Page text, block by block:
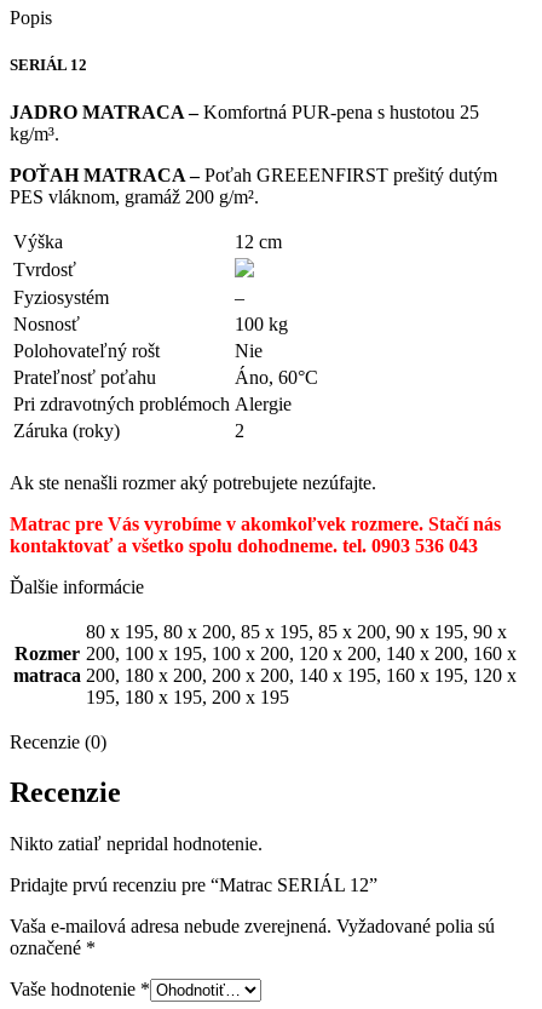
Popis
SERIÁL 12
JADRO MATRACA –Komfortná PUR-pena s hustotou 25
kg/m³.
POŤAH MATRACA –Poťah GREEENFIRST prešitý dutým
PES vláknom, gramáž 200 g/m².
Výška
12 cm
Tvrdosť
Fyziosystém
–
Nosnosť
100 kg
Polohovateľný rošt
Nie
Prateľnosť poťahu
Áno, 60°C
Pri zdravotných problémoch Alergie
Záruka (roky)
2
Ak ste nenašli rozmer aký potrebujete nezúfajte.
Matrac pre Vás vyrobíme v akomkoľvek rozmere. Stačí nás
kontaktovať a všetko spolu dohodneme. tel. 0903 536 043
Ďalšie informácie
Rozmer
matraca
80 x 195, 80 x 200, 85 x 195, 85 x 200, 90 x 195, 90 x
200, 100 x 195, 100 x 200, 120 x 200, 140 x 200, 160 x
200, 180 x 200, 200 x 200, 140 x 195, 160 x 195, 120 x
195, 180 x 195, 200 x 195
Recenzie (0)
Recenzie
Nikto zatiaľ nepridal hodnotenie.
Pridajte prvú recenziu pre “Matrac SERIÁL 12”
Vaša e-mailová adresa nebude zverejnená. Vyžadované polia sú
označené *
Vaše hodnotenie *